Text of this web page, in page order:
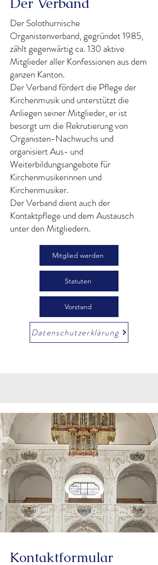
Der Solothurnische
Organistenverband, gegründet 1985,
zählt gegenwärtig ca. 130 aktive
Mitglieder aller Konfessionen aus dem
ganzen Kanton.
Der Verband fördert die Pflege der
Kirchenmusik und unterstützt die
Anliegen seiner Mitglieder, er ist
besorgt um die Rekrutierung von
Organisten-Nachwuchs und
organisiert Aus- und
Weiterbildungsangebote für
Kirchenmusikerinnen und
Kirchenmusiker.
Der Verband dient auch der
Kontaktpflege und dem Austausch
unter den Mitgliedern.
Mitglied werden
Statuten
Vorstand
Datenschutzerklärung
Kontaktformular